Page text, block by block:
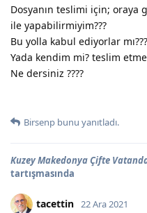
Dosyanın teslimi için; oraya
ile yapabilirmiyim???
Bu yolla kabul ediyorlar mı???
Yada kendim mi? teslim
Ne dersiniz ????
Birsenp bunu yanıtladı.
Kuzey Makedonya Çifte
tartışmasında
tacettin 22 Ara 2021